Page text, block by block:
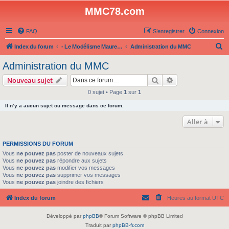
MMC78.com
FAQ Connexion
S’enregistrer
Index du forum - Le Modélisme Maurepas Club - Administration du MMC
Administration du MMC
Nouveau sujet Rechercher
0 sujet • Page 1 sur 1
Il n’y a aucun sujet ou message dans ce forum.
Aller à
PERMISSIONS DU FORUM
Vous ne pouvez pas poster de nouveaux sujets
Vous ne pouvez pas répondre aux sujets
Vous ne pouvez pas modifier vos messages
Vous ne pouvez pas supprimer vos messages
Vous ne pouvez pas joindre des fichiers
Index du forum Heures au format UTC
Développé par phpBB® Forum Software © phpBB Limited
Traduit par phpBB-fr.com